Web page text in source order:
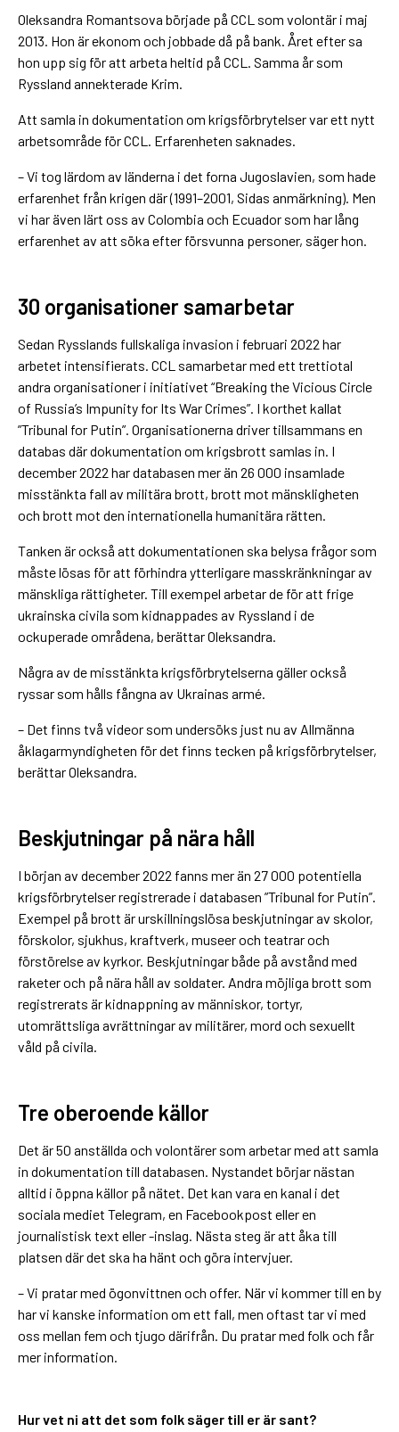
Oleksandra Romantsova började på CCL som volontär i maj
2013. Hon är ekonom och jobbade då på bank. Året efter sa
hon upp sig för att arbeta heltid på CCL. Samma år som
Ryssland annekterade Krim.
Att samla in dokumentation om krigsförbrytelser var ett nytt
arbetsområde för CCL. Erfarenheten saknades.
– Vi tog lärdom av länderna i det forna Jugoslavien, som hade
erfarenhet från krigen där (1991–2001, Sidas anmärkning). Men
vi har även lärt oss av Colombia och Ecuador som har lång
erfarenhet av att söka efter försvunna personer, säger hon.
30 organisationer samarbetar
Sedan Rysslands fullskaliga invasion i februari 2022 har
arbetet intensifierats. CCL samarbetar med ett trettiotal
andra organisationer i initiativet “Breaking the Vicious Circle
of Russia’s Impunity for Its War Crimes”. I korthet kallat
”Tribunal for Putin”. Organisationerna driver tillsammans en
databas där dokumentation om krigsbrott samlas in. I
december 2022 har databasen mer än 26 000 insamlade
misstänkta fall av militära brott, brott mot mänskligheten
och brott mot den internationella humanitära rätten.
Tanken är också att dokumentationen ska belysa frågor som
måste lösas för att förhindra ytterligare masskränkningar av
mänskliga rättigheter. Till exempel arbetar de för att frige
ukrainska civila som kidnappades av Ryssland i de
ockuperade områdena, berättar Oleksandra.
Några av de misstänkta krigsförbrytelserna gäller också
ryssar som hålls fångna av Ukrainas armé.
– Det finns två videor som undersöks just nu av Allmänna
åklagarmyndigheten för det finns tecken på krigsförbrytelser,
berättar Oleksandra.
Beskjutningar på nära håll
I början av december 2022 fanns mer än 27 000 potentiella
krigsförbrytelser registrerade i databasen ”Tribunal for Putin”.
Exempel på brott är urskillningslösa beskjutningar av skolor,
förskolor, sjukhus, kraftverk, museer och teatrar och
förstörelse av kyrkor. Beskjutningar både på avstånd med
raketer och på nära håll av soldater. Andra möjliga brott som
registrerats är kidnappning av människor, tortyr,
utomrättsliga avrättningar av militärer, mord och sexuellt
våld på civila.
Tre oberoende källor
Det är 50 anställda och volontärer som arbetar med att samla
in dokumentation till databasen. Nystandet börjar nästan
alltid i öppna källor på nätet. Det kan vara en kanal i det
sociala mediet Telegram, en Facebookpost eller en
journalistisk text eller -inslag. Nästa steg är att åka till
platsen där det ska ha hänt och göra intervjuer.
– Vi pratar med ögonvittnen och offer. När vi kommer till en by
har vi kanske information om ett fall, men oftast tar vi med
oss mellan fem och tjugo därifrån. Du pratar med folk och får
mer information.
Hur vet ni att det som folk säger till er är sant?